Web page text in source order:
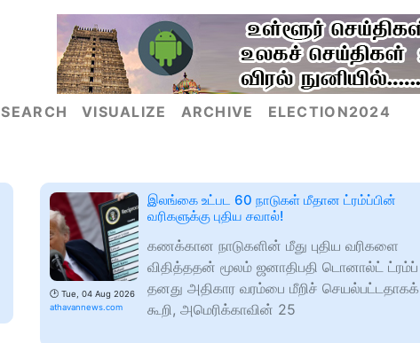
SEARCH VISUALIZE ARCHIVE ELECTION2024
🕑 Tue, 04 Aug 2026
athavannews.com
இலங்கை உட்பட 60 நாடுகள் மீதான ட்ரம்ப்பின்
வரிகளுக்கு புதிய சவால்!
கணக்கான நாடுகளின் மீது புதிய வரிகளை
விதித்ததன் மூலம் ஜனாதிபதி டொனால்ட் ட்ரம்ப்
தனது அதிகார வரம்பை மீறிச் செயல்பட்டதாகக்
கூறி, அமெரிக்காவின் 25